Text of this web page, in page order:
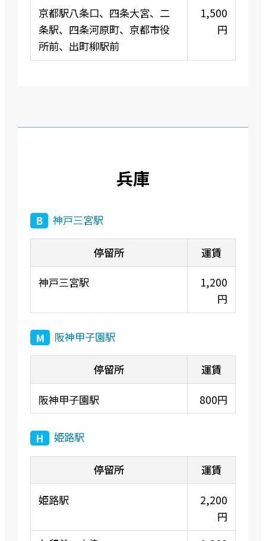
京都駅八条口、四条大宮、二
条駅、四条河原町、京都市役
所前、出町柳駅前
1,500
円
兵庫
B 神戸三宮駅
神戸三宮駅
1,200
円
M 阪神甲子園駅
阪神甲子園駅 800円
H 姫路駅
姫路駅
2,200
円